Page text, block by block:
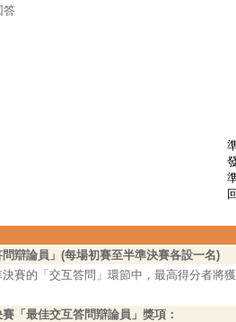
答
問辯論員」(每場初賽至半準決賽各設一名)
賽的「交互答問」環節中，最高得分者將
「最佳交互答問辯論員」獎項：